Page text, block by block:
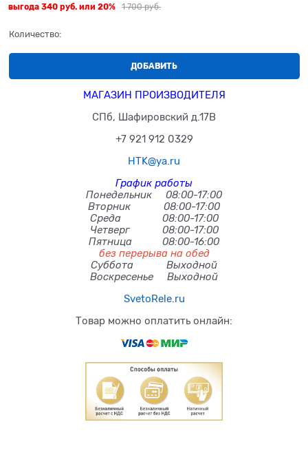
1 700 руб.
выгода 340 руб. или 20%
Количество:
ДОБАВИТЬ
МАГАЗИН ПРОИЗВОДИТЕЛЯ
СПб, Шафировский д.17В
+7 921 912 0329
HTK@ya.ru
График работы
Понедельник 08:00-17:00
Вторник 08:00-17:00
Среда 08:00-17:00
Четверг 08:00-17:00
Пятница 08:00-16:00
без перерыва на обед
Суббота Выходной
Воскресенье Выходной
SvetoRele.ru
Товар можно оплатить онлайн: